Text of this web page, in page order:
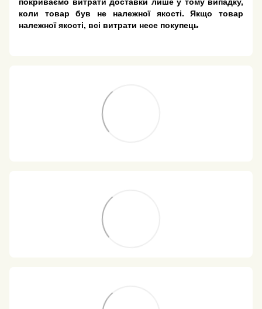
коли товар був не належної якості. Якщо товар
належної якості, всі витрати несе покупець